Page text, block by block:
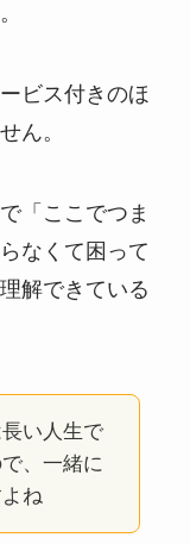
ビス付きのほ
ん。
「ここでつま
なくて困って
解できている
い人生で
、一緒に
ね